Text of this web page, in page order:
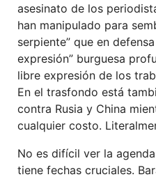
asesinato de los
han manipulado para
serpiente” que en
expresión” burguesa
libre expresión de los
En el trasfondo está
contra Rusia y China
cualquier costo.
No es difícil ver la
tiene fechas cruciales.